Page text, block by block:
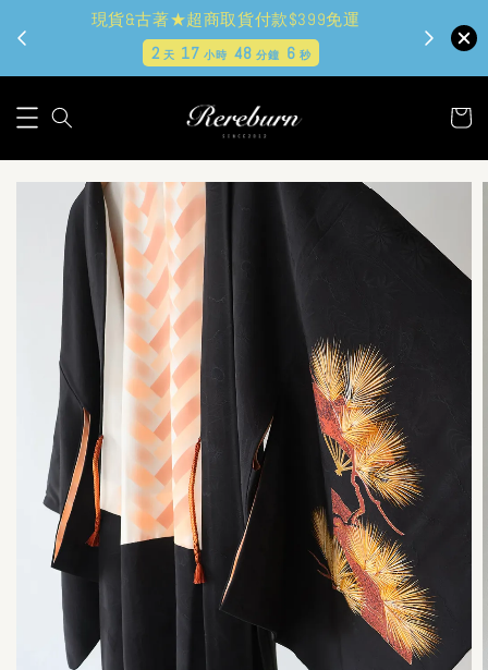
現貨&古著★超商取貨付款$399免運
2 天 17小時 48分鐘 5 秒